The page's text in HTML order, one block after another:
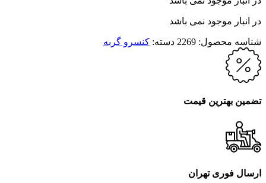
در انبار موجود نمی باشد
شناسه محصول: 2269 دسته: کنسرو گربه
تضمین بهترین قیمت
ارسال فوری تهران